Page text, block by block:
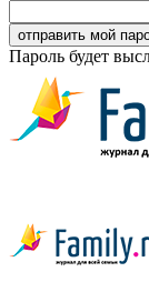
Пароль будет